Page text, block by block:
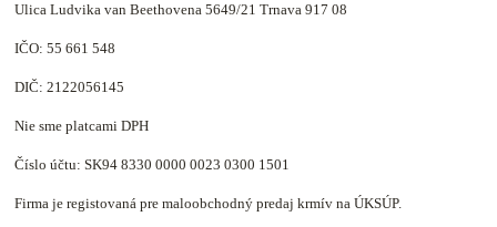
Ulica Ludvika van Beethovena 5649/21 Trnava 917 08
IČO: 55 661 548
DIČ: 2122056145
Nie sme platcami DPH
Číslo účtu: SK94 8330 0000 0023 0300 1501
Firma je registovaná pre maloobchodný predaj krmív na ÚKSÚP.